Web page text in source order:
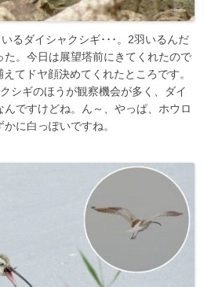
るダイシャクシギ･･･。2羽いるんだ
。今日は展望塔前にきてくれたので
てドヤ顔決めてくれたところです。
シギのほうが観察機会が多く、ダイ
ですけどね。ん～、やっぱ、ホウロ
に白っぽいですね。